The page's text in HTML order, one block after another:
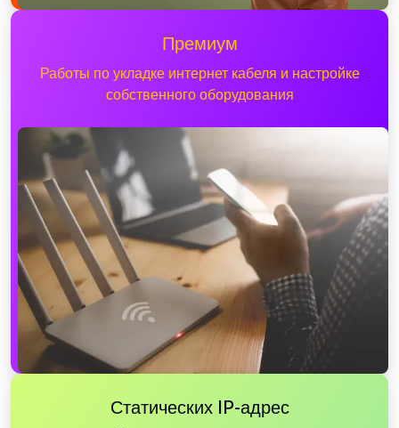
Премиум
Работы по укладке интернет кабеля и настройке
собственного оборудования
Статических IP-адрес